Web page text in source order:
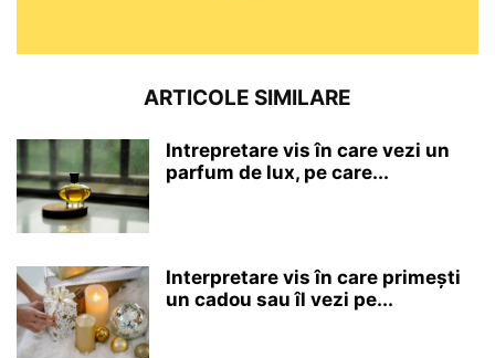
ARTICOLE SIMILARE
Intrepretare vis în care vezi un
parfum de lux, pe care...
Interpretare vis în care primești
un cadou sau îl vezi pe...